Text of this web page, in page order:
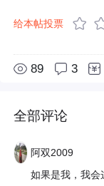
给本帖投票
89 3
全部评论
阿双2009
如果是我，我会